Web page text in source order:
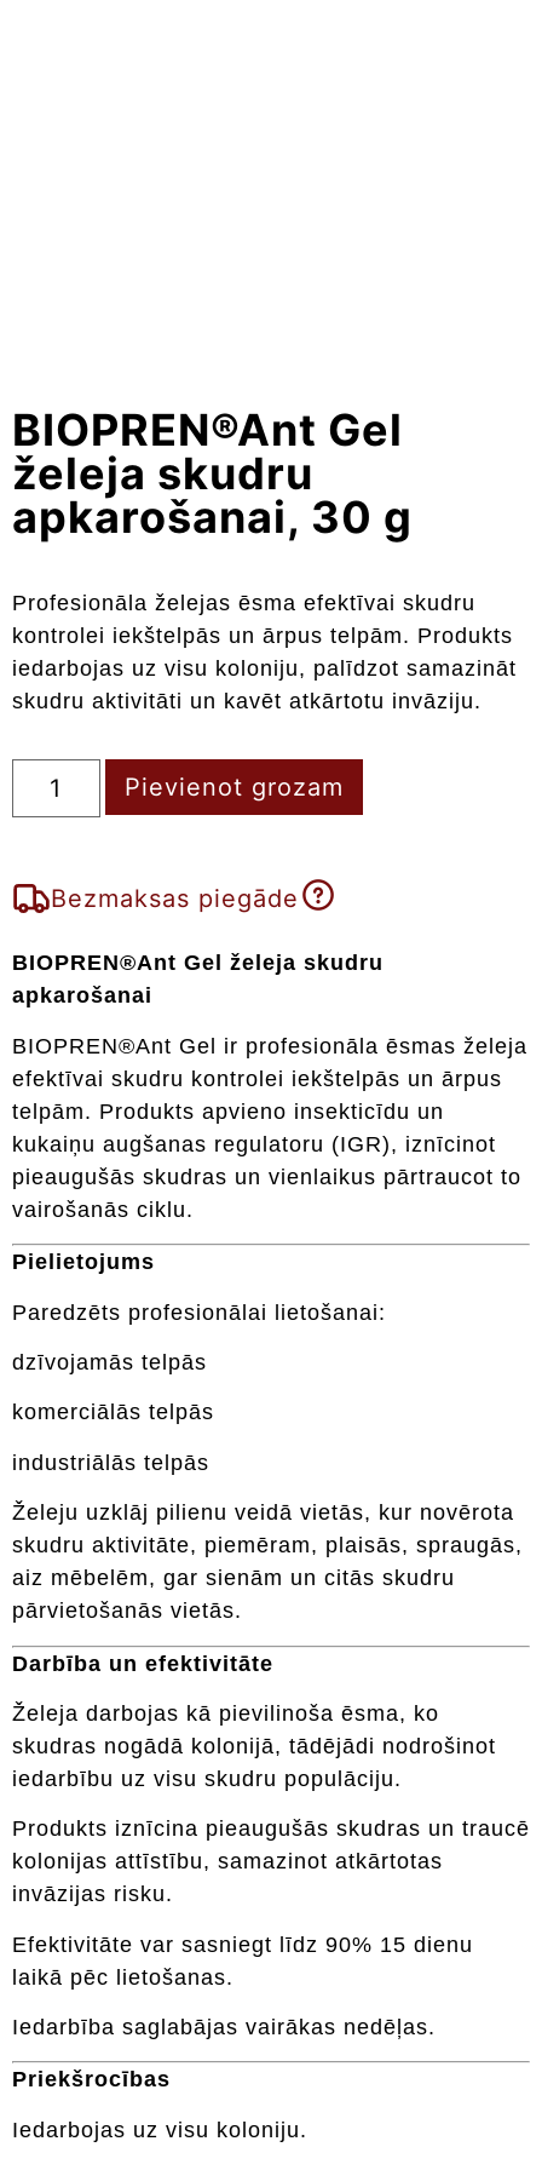
BIOPREN®Ant Gel
želeja skudru
apkarošanai, 30 g
Profesionāla želejas ēsma efektīvai skudru
kontrolei iekštelpās un ārpus telpām. Produkts
iedarbojas uz visu koloniju, palīdzot samazināt
skudru aktivitāti un kavēt atkārtotu invāziju.
Pievienot grozam
Bezmaksas piegāde
BIOPREN®Ant Gel želeja skudru
apkarošanai
BIOPREN®Ant Gel ir profesionāla ēsmas želeja
efektīvai skudru kontrolei iekštelpās un ārpus
telpām. Produkts apvieno insekticīdu un
kukaiņu augšanas regulatoru (IGR), iznīcinot
pieaugušās skudras un vienlaikus pārtraucot to
vairošanās ciklu.
Pielietojums
Paredzēts profesionālai lietošanai:
dzīvojamās telpās
komerciālās telpās
industriālās telpās
Želeju uzklāj pilienu veidā vietās, kur novērota
skudru aktivitāte, piemēram, plaisās, spraugās,
aiz mēbelēm, gar sienām un citās skudru
pārvietošanās vietās.
Darbība un efektivitāte
Želeja darbojas kā pievilinoša ēsma, ko
skudras nogādā kolonijā, tādējādi nodrošinot
iedarbību uz visu skudru populāciju.
Produkts iznīcina pieaugušās skudras un traucē
kolonijas attīstību, samazinot atkārtotas
invāzijas risku.
Efektivitāte var sasniegt līdz 90% 15 dienu
laikā pēc lietošanas.
Iedarbība saglabājas vairākas nedēļas.
Priekšrocības
Iedarbojas uz visu koloniju.